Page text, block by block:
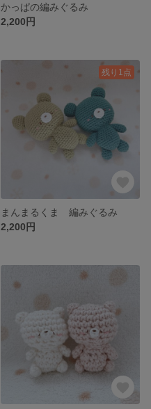
かっぱの編みぐるみ
2,200円
残り1点
まんまるくま 編みぐるみ
2,200円